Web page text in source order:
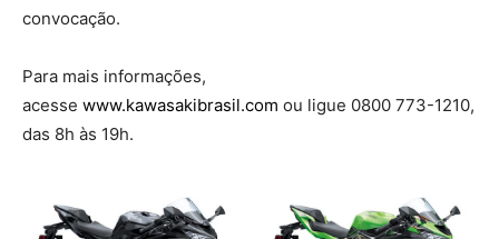
convocação.
Para mais informações,
acesse www.kawasakibrasil.com ou ligue 0800 773-1210,
das 8h às 19h.